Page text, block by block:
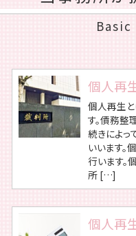
個人再
個人再生
す。債務整
続きによっ
いいます。
行います
所 […]
個人再